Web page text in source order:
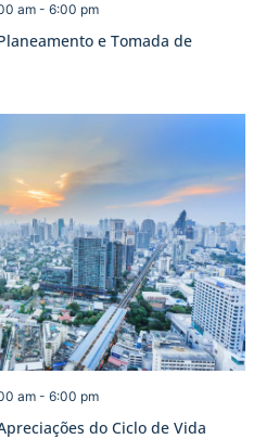
e Tomada de
am- 6:00 pm
do Ciclo de Vida
am- 6:00 pm